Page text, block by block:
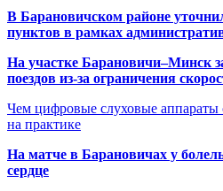
В Барановичском районе
пунктов в рамках
На участке Барановичи–Минск
поездов из-за ограничения
Чем цифровые слуховые аппараты
на практике
На матче в Барановичах у
сердце